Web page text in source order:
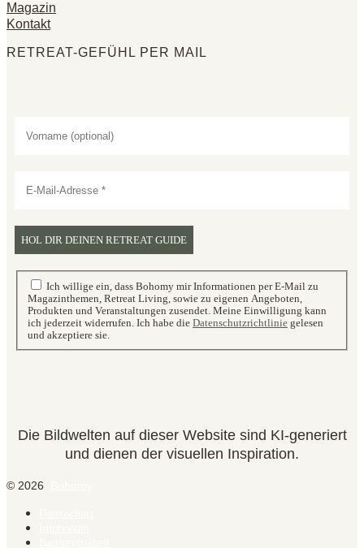
Magazin
Kontakt
RETREAT-GEFÜHL PER MAIL
Ich willige ein, dass Bohomy mir Informationen per E-Mail zu
Magazinthemen, Retreat Living, sowie zu eigenen Angeboten,
Produkten und Veranstaltungen zusendet. Meine Einwilligung kann
ich jederzeit widerrufen. Ich habe die Datenschutzrichtlinie gelesen
und akzeptiere sie.
Die Bildwelten auf dieser Website sind KI-generiert
und dienen der visuellen Inspiration.
© 2026